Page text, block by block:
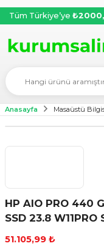
Tüm Türkiye’ye
Anasayfa Masaüstü
HP AIO PRO 440
SSD 23.8 W11PRO
51.105,99 ₺